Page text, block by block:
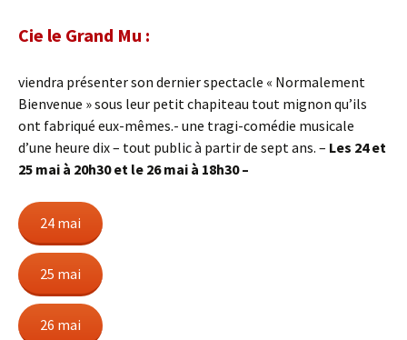
Cie le Grand Mu :
viendra présenter son dernier spectacle « Normalement
Bienvenue » sous leur petit chapiteau tout mignon qu’ils
ont fabriqué eux-mêmes.- une tragi-comédie musicale
d’une heure dix – tout public à partir de sept ans. – Les 24 et
25 mai à 20h30 et le 26 mai à 18h30 –
24 mai
25 mai
26 mai